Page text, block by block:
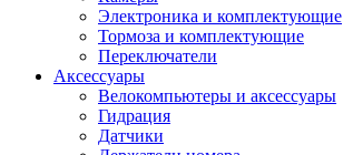
Электроника и комплектующие
Тормоза и комплектующие
Переключатели
Аксессуары
Велокомпьютеры и аксессуары
Гидрация
Датчики